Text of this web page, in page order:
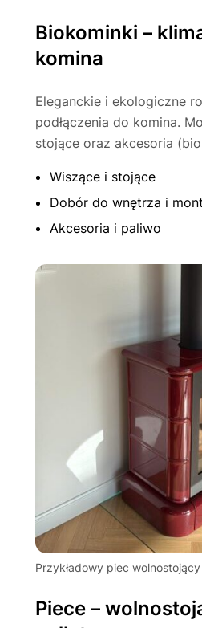
Biokominki –
komina
Eleganckie i ekologiczne
podłączenia do komina.
stojące oraz akcesoria
Wiszące i stojące
Dobór do wnętrza i
Akcesoria i paliwo
Przykładowy piec wolnostojący
Piece –